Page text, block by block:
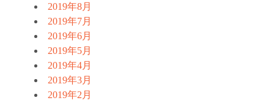
2019年8月
2019年7月
2019年6月
2019年5月
2019年4月
2019年3月
2019年2月